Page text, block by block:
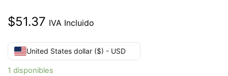
$51.37 IVA Incluido
United States dollar ($) - USD
1 disponibles